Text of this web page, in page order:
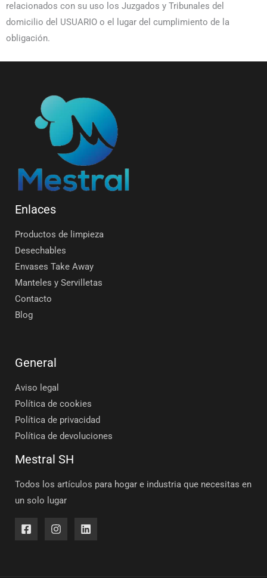
relacionados con su uso los Juzgados y Tribunales del
domicilio del USUARIO o el lugar del cumplimiento de la
obligación.
Enlaces
Productos de limpieza
Desechables
Envases Take Away
Manteles y Servilletas
Contacto
Blog
General
Aviso legal
Política de cookies
Política de privacidad
Política de devoluciones
Mestral SH
Todos los artículos para hogar e industria que necesitas en
un solo lugar